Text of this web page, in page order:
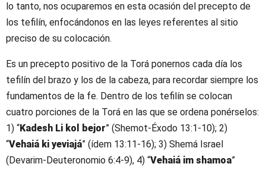
lo tanto, nos ocuparemos en esta ocasión del precepto de
los tefilín, enfocándonos en las leyes referentes al sitio
preciso de su colocación.
Es un precepto positivo de la Torá ponernos cada día los
tefilín del brazo y los de la cabeza, para recordar siempre los
fundamentos de la fe. Dentro de los tefilín se colocan
cuatro porciones de la Torá en las que se ordena ponérselos:
1) “Kadesh Li kol bejor” (Shemot-Éxodo 13:1-10); 2)
“Vehaiá ki yeviajá” (ídem 13:11-16); 3) Shemá Israel
(Devarim-Deuteronomio 6:4-9), 4) “Vehaiá im shamoa”